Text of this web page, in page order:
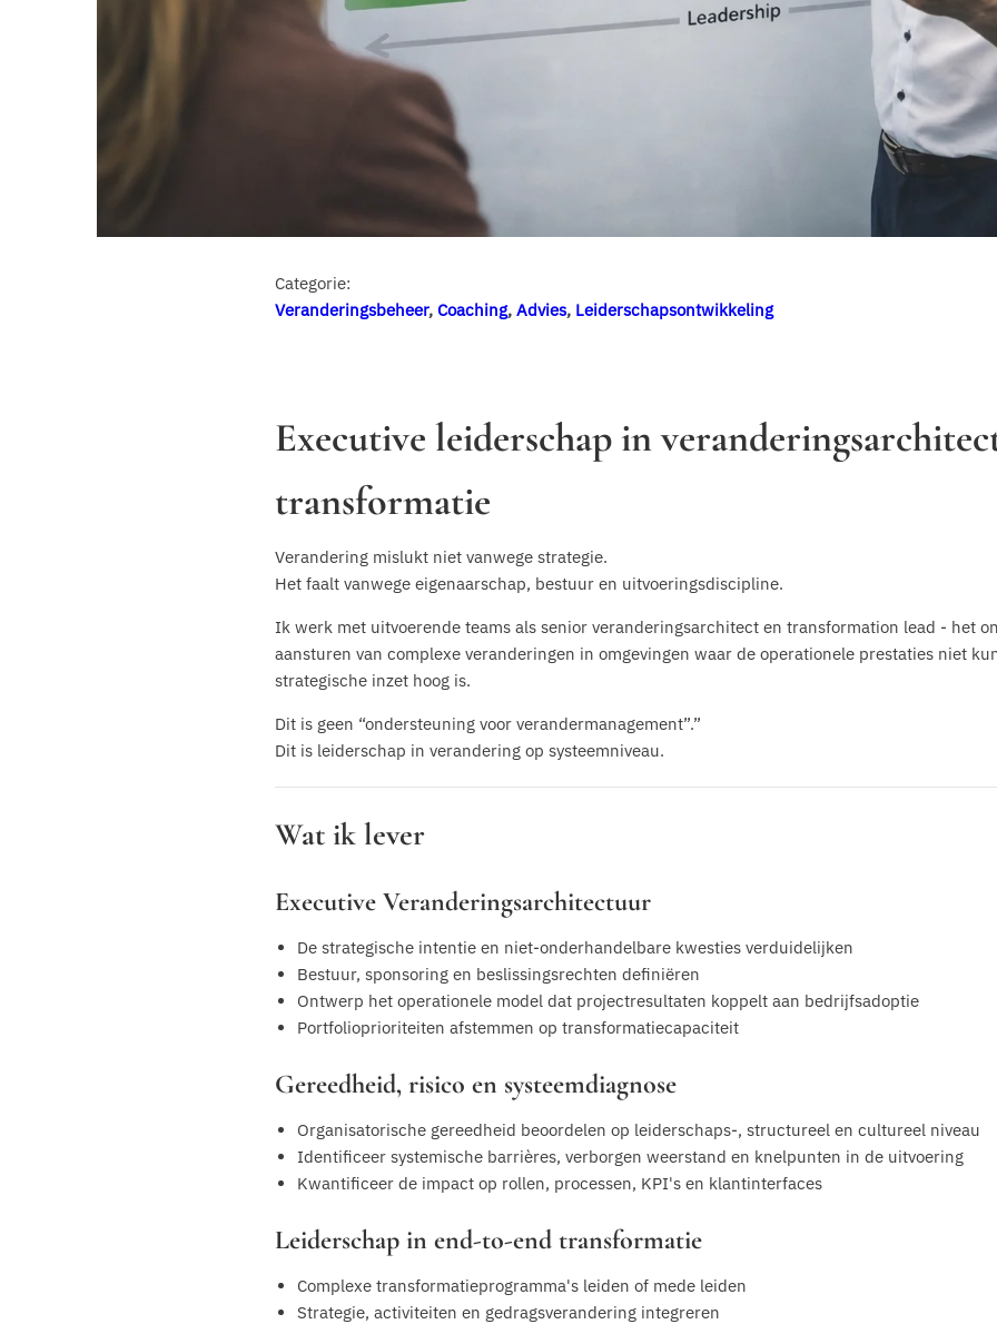
Categorie:
Veranderingsbeheer, Coaching, Advies, Leiderschapsontwikkeling
Executive leiderschap in
transformatie
Verandering mislukt niet vanwege strategie.
Het faalt vanwege eigenaarschap, bestuur en uitvoeringsdiscipline.
Ik werk met uitvoerende teams als senior veranderingsarchitect en transformation lead - het
aansturen van complexe veranderingen in omgevingen waar de operationele prestaties niet
strategische inzet hoog is.
Dit is geen “ondersteuning voor verandermanagement”.”
Dit is leiderschap in verandering op systeemniveau.
Wat ik lever
Executive Veranderingsarchitectuur
De strategische intentie en niet-onderhandelbare kwesties verduidelijken
Bestuur, sponsoring en beslissingsrechten definiëren
Ontwerp het operationele model dat projectresultaten koppelt aan bedrijfsadoptie
Portfolioprioriteiten afstemmen op transformatiecapaciteit
Gereedheid, risico en systeemdiagnose
Organisatorische gereedheid beoordelen op leiderschaps-, structureel en cultureel niveau
Identificeer systemische barrières, verborgen weerstand en knelpunten in de uitvoering
Kwantificeer de impact op rollen, processen, KPI's en klantinterfaces
Leiderschap in end-to-end transformatie
Complexe transformatieprogramma's leiden of mede leiden
Strategie, activiteiten en gedragsverandering integreren